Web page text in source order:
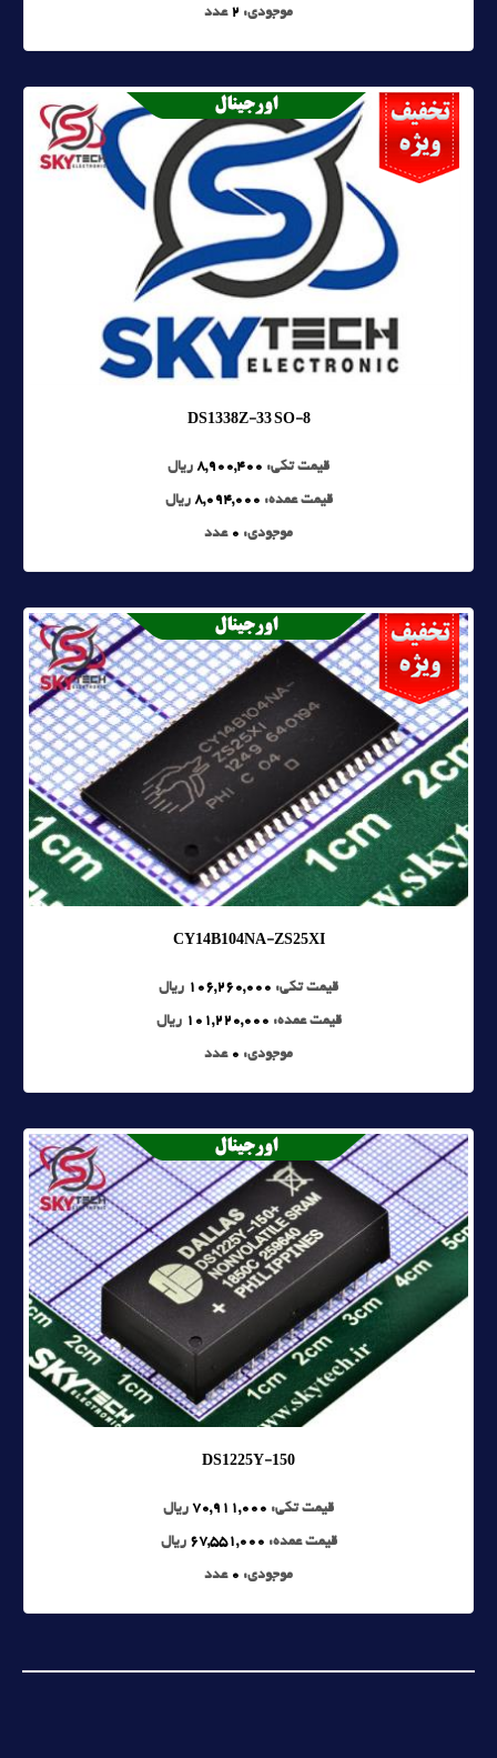
موجودی: 2 عدد
DS1338Z-33 SO-8
قیمت تکی: 8,900,400 ریال
قیمت عمده: 8,094,000 ریال
موجودی: 0 عدد
CY14B104NA-ZS25XI
قیمت تکی: 106,260,000 ریال
قیمت عمده: 101,220,000 ریال
موجودی: 0 عدد
DS1225Y-150
قیمت تکی: 70,911,000 ریال
قیمت عمده: 67,551,000 ریال
موجودی: 0 عدد